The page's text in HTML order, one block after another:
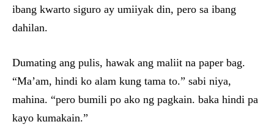
ibang kwarto siguro ay umiiyak din, pero sa ibang
dahilan.
Dumating ang pulis, hawak ang maliit na paper bag.
“Ma’am, hindi ko alam kung tama to.” sabi niya,
mahina. “pero bumili po ako ng pagkain. baka hindi pa
kayo kumakain.”